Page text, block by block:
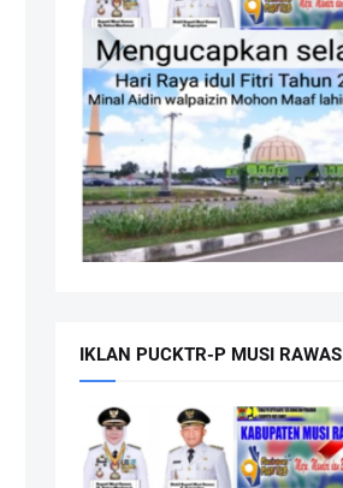
IKLAN PUCKTR-P MUSI RAWAS